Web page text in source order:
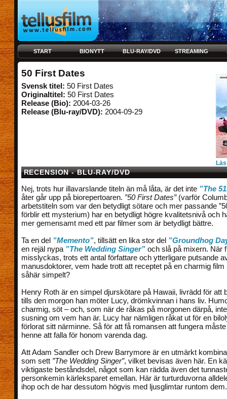
START BIONYTT BLU-RAY/DVD STREAMING
50 First Dates
Svensk titel: 50 First Dates
Originaltitel: 50 First Dates
Release (Bio): 2004-03-26
Release (Blu-ray/DVD): 2004-09-29
RECENSION - BLU-RAY/DVD
Nej, trots hur illavarslande titeln än må låta, är det inte ”The
åter går upp på biorepertoaren. ”50 First Dates”(varför
arbetstiteln som var den betydligt sötare och mer passande
förblir ett mysterium) har en betydligt högre kvalitetsnivå och
mer gemensamt med ett par filmer som är betydligt bättre.
Ta en del ”Memento”, tillsätt en lika stor del ”Groundhog
en rejäl nypa ”The Wedding Singer”och slå på mixern. När
misslyckas, trots ett antal författare och ytterligare putsande
manusdoktorer, vem hade trott att receptet på en charmig film
såhär simpelt?
Henry Roth är en simpel djurskötare på Hawaii, livrädd för att
tills den morgon han möter Lucy, drömkvinnan i hans liv.
charmig, söt – och, som när de råkas på morgonen därpå,
susning om vem han är. Lucy har nämligen råkat ut för en
förlorat sitt närminne. Så för att få romansen att fungera
henne att falla för honom varenda dag.
Att Adam Sandler och Drew Barrymore är en utmärkt
som sett ”The Wedding Singer”, vilket bevisas även här. En
viktigaste beståndsdel, något som kan rädda även det
personkemin kärleksparet emellan. Här är turturduvorna
ihop och de har dessutom högvis med ljusglimtar runtom dem.